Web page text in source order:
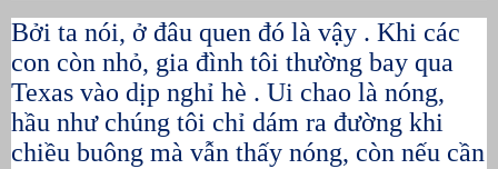
Bởi ta nói, ở đâu quen đó là vậy . Khi các
con còn nhỏ, gia đình tôi thường bay qua
Texas vào dịp nghỉ hè . Ui chao là nóng,
hầu như chúng tôi chỉ dám ra đường khi
chiều buông mà vẫn thấy nóng, còn nếu cần